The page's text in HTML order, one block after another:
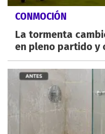
CONMOCIÓN
La tormenta
en pleno partido y